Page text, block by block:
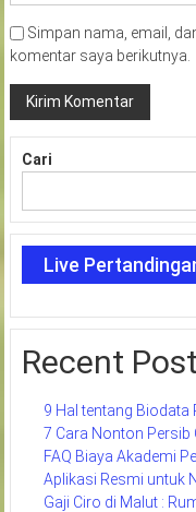
Simpan nama, email,
komentar saya berikutnya.
Cari
Live
Recent
9 Hal tentang Biodata
7 Cara Nonton Persib
FAQ Biaya Akademi
Aplikasi Resmi untuk
Gaji Ciro di Malut :